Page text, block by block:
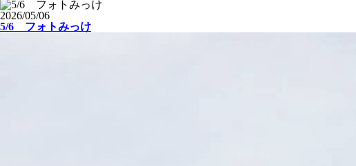
2026/05/06
5/6 フォトみっけ